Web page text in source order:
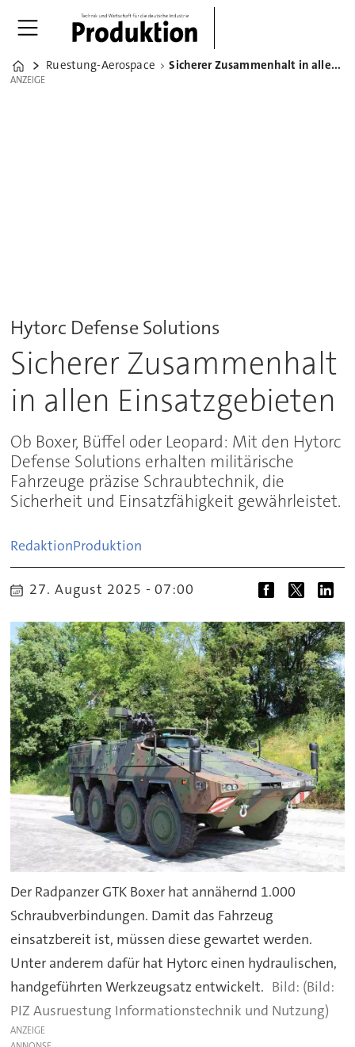
Home
Ruestung-Aerospace Sicherer Zusammenhalt in allen Einsatzgebieten
ANZEIGE
ANZEIGE
Hytorc Defense Solutions
Sicherer Zusammenhalt
in allen Einsatzgebieten
Ob Boxer, Büffel oder Leopard: Mit den Hytorc
Defense Solutions erhalten militärische
Fahrzeuge präzise Schraubtechnik, die
Sicherheit und Einsatzfähigkeit gewährleistet.
RedaktionProduktion
27. August 2025 - 07:00
Der Radpanzer GTK Boxer hat annähernd 1.000
Schraubverbindungen. Damit das Fahrzeug
einsatzbereit ist, müssen diese gewartet werden.
Unter anderem dafür hat Hytorc einen hydraulischen,
handgeführten Werkzeugsatz entwickelt.
(Bild:
PIZ Ausruestung Informationstechnik und Nutzung)
ANZEIGE